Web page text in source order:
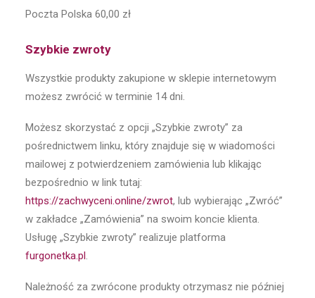
Poczta Polska 60,00 zł
Szybkie zwroty
Wszystkie produkty zakupione w sklepie internetowym
możesz zwrócić w terminie 14 dni.
Możesz skorzystać z opcji „Szybkie zwroty” za
pośrednictwem linku, który znajduje się w wiadomości
mailowej z potwierdzeniem zamówienia lub klikając
bezpośrednio w link tutaj:
https://zachwyceni.online/zwrot, lub wybierając „Zwróć”
w zakładce „Zamówienia” na swoim koncie klienta.
Usługę „Szybkie zwroty” realizuje platforma
furgonetka.pl .
Należność za zwrócone produkty otrzymasz nie później